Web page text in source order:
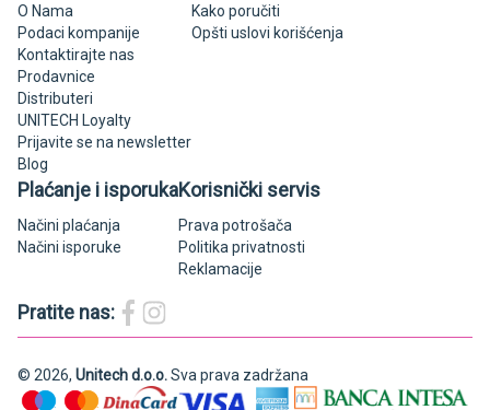
O Nama
Podaci kompanije
Kontaktirajte nas
Prodavnice
Distributeri
UNITECH Loyalty
Prijavite se na newsletter
Blog
Kako poručiti
Opšti uslovi korišćenja
Plaćanje i isporuka
Načini plaćanja
Načini isporuke
Korisnički servis
Prava potrošača
Politika privatnosti
Reklamacije
Pratite nas:
© 2026, Unitech d.o.o.Sva prava zadržana